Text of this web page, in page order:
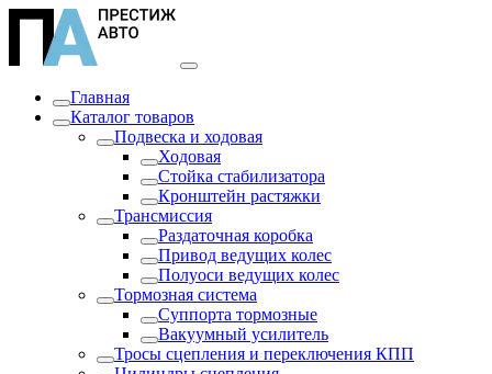
Главная
Каталог товаров
Подвеска и ходовая
Ходовая
Стойка стабилизатора
Кронштейн растяжки
Трансмиссия
Раздаточная коробка
Привод ведущих колес
Полуоси ведущих колес
Тормозная система
Суппорта тормозные
Вакуумный усилитель
Тросы сцепления и переключения КПП